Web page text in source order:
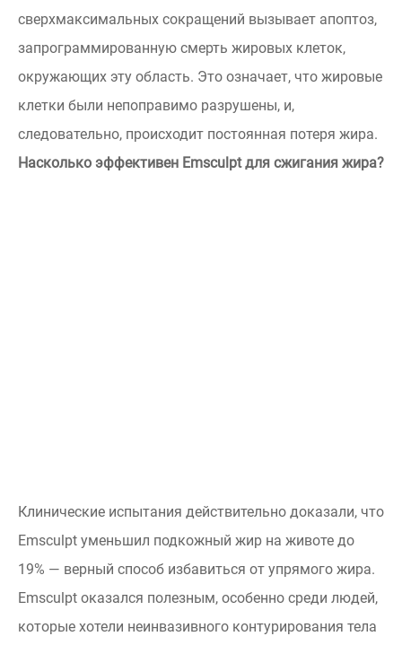
сверхмаксимальных сокращений вызывает апоптоз,
запрограммированную смерть жировых клеток,
окружающих эту область. Это означает, что жировые
клетки были непоправимо разрушены, и,
следовательно, происходит постоянная потеря жира.
Насколько эффективен Emsculpt для сжигания жира?
Клинические испытания действительно доказали, что
Emsculpt уменьшил подкожный жир на животе до
19% — верный способ избавиться от упрямого жира.
Emsculpt оказался полезным, особенно среди людей,
которые хотели неинвазивного контурирования тела